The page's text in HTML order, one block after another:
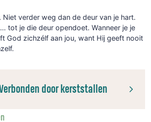
Niet verder weg dan de deur van je hart.
tot je die deur opendoet. Wanneer je je
God zichzélf aan jou, want Hij geeft nooit
door kerststallen